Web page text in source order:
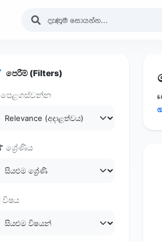
පෙරීම් (Filters)
පෙළගස්වන්න
ශ්‍රේණිය
විෂය